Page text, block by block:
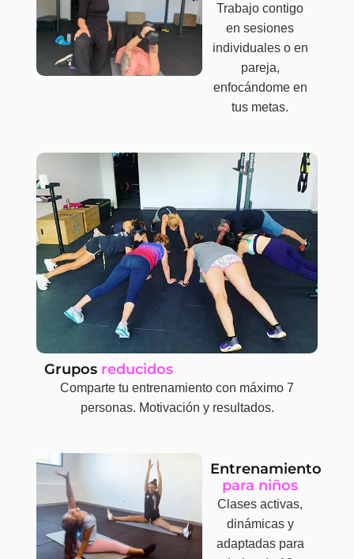
Trabajo contigo
en sesiones
individuales o en
pareja,
enfocándome en
tus metas.
Grupos reducidos
Comparte tu entrenamiento con máximo 7
personas. Motivación y resultados.
Entrenamiento
para niños
Clases activas,
dinámicas y
adaptadas para